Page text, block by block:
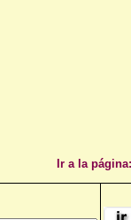
Ir a la página: